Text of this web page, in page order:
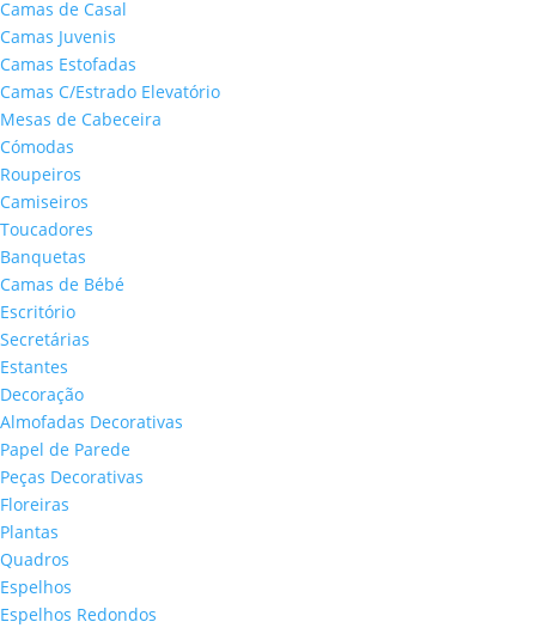
Camas de Casal
Camas Juvenis
Camas Estofadas
Camas C/Estrado Elevatório
Mesas de Cabeceira
Cómodas
Roupeiros
Camiseiros
Toucadores
Banquetas
Camas de Bébé
Escritório
Secretárias
Estantes
Decoração
Almofadas Decorativas
Papel de Parede
Peças Decorativas
Floreiras
Plantas
Quadros
Espelhos
Espelhos Redondos